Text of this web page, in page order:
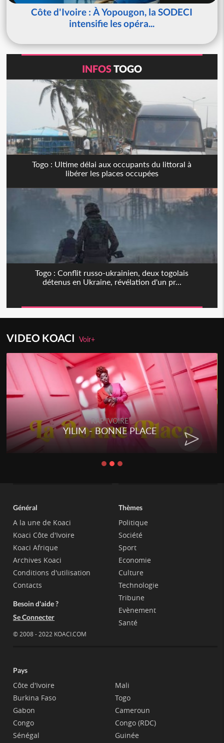
Côte d'Ivoire : À Yopougon, la SODECI
intensifie les opéra...
INFOSTOGO
Togo : Ultime délai aux occupants du littoral à
libérer les places occupées
Togo : Conflit russo-ukrainien, deux togolais
détenus en Ukraine, révélation d'un pr...
VIDEO KOACIVoir+
RAP IVOIRE
YILIM - BONNE PLACE
Général
A la une de Koaci
Koaci Côte d'Ivoire
Koaci Afrique
Archives Koaci
Conditions d'utilisation
Contacts
Besoin d'aide ?
Se Connecter
© 2008 - 2022 KOACI.COM
Thèmes
Politique
Société
Sport
Economie
Culture
Technologie
Tribune
Evènement
Santé
Pays
Côte d'Ivoire
Burkina Faso
Gabon
Congo
Sénégal
Mali
Togo
Cameroun
Congo (RDC)
Guinée